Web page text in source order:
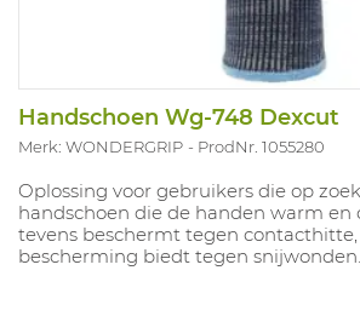
Handschoen Wg-748 Dexcut
Merk: WONDERGRIP ProdNr. 1055280
Oplossing voor gebruikers die op
handschoen die de handen warm en
tevens beschermt tegen
bescherming biedt tegen snijwonden.